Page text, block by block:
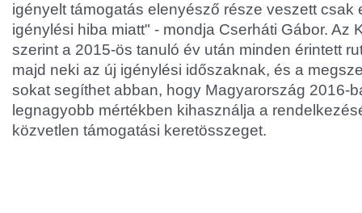
igényelt támogatás elenyésző része veszett csak
igénylési hiba miatt" - mondja Cserháti Gábor. Az
szerint a 2015-ös tanuló év után minden érintett
majd neki az új igénylési időszaknak, és a
sokat segíthet abban, hogy Magyarország 2016-
legnagyobb mértékben kihasználja a
közvetlen támogatási keretösszeget.